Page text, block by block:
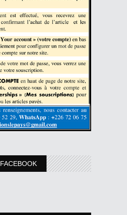
FACEBOOK